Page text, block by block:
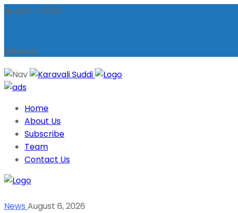
August 7, 2026
Follow Us
Home
About Us
Subscribe
Team
Contact Us
News August 6, 2026